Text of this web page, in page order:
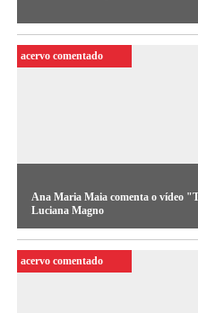
Nesta edição do Acervo
Hamburger reflete sobre
vídeo de Sandra Kogut.
Ana Maria Maia comenta o vídeo
Luciana Magno
A curadora Ana Maria Maia
obra em vídeo da paraense
acervo comentado
acervo comentado